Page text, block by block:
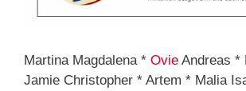
Martina Magdalena * Ovie Andreas *
Jamie Christopher * Artem * Malia